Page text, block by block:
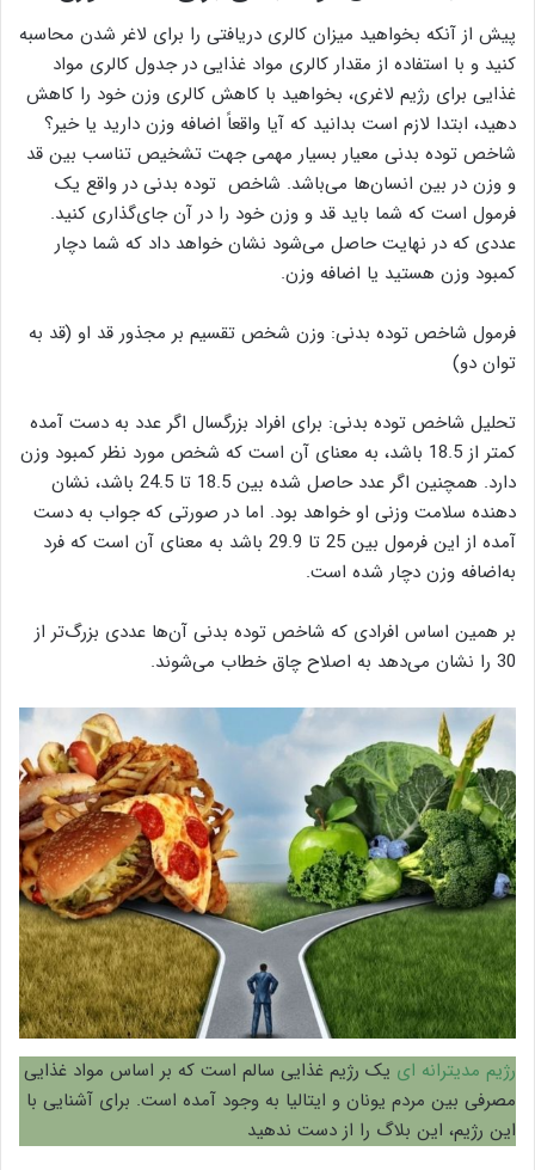
پیش از آنکه بخواهید میزان کالری دریافتی را برای لاغر شدن محاسبه
کنید و با استفاده از مقدار کالری مواد غذایی در جدول کالری مواد
غذایی برای رژیم لاغری، بخواهید با کاهش کالری وزن خود را کاهش
دهید، ابتدا لازم است بدانید که آیا واقعاً اضافه وزن دارید یا خیر؟
شاخص توده بدنی معیار بسیار مهمی جهت تشخیص تناسب بین قد
و وزن در بین انسان‌ها می‌باشد. شاخص توده بدنی در واقع یک
فرمول است که شما باید قد و وزن خود را در آن جای‌گذاری کنید.
عددی که در نهایت حاصل می‌شود نشان خواهد داد که شما دچار
کمبود وزن هستید یا اضافه وزن.
فرمول شاخص توده بدنی: وزن شخص تقسیم بر مجذور قد او (قد به
توان دو)
تحلیل شاخص توده بدنی: برای افراد بزرگسال اگر عدد به دست آمده
کمتر از 18.5 باشد، به معنای آن است که شخص مورد نظر کمبود وزن
دارد. همچنین اگر عدد حاصل شده بین 18.5 تا 24.5 باشد، نشان
دهنده سلامت وزنی او خواهد بود. اما در صورتی که جواب به دست
آمده از این فرمول بین 25 تا 29.9 باشد به معنای آن است که فرد
به‌اضافه وزن دچار شده است.
بر همین اساس افرادی که شاخص توده بدنی آن‌ها عددی بزرگ‌تر از
30 را نشان می‌دهد به اصلاح چاق خطاب می‌شوند.
رژیم مدیترانه‌ ای یک رژیم غذایی سالم است که بر اساس مواد غذایی
مصرفی بین مردم یونان و ایتالیا به وجود آمده است. برای آشنایی با
این رژیم، این بلاگ را از دست ندهید